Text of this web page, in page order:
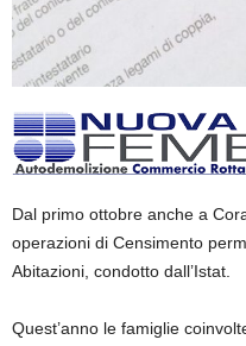
Dal primo ottobre anche a
operazioni di Censimento
Abitazioni, condotto dall’Istat.
Quest’anno le famiglie